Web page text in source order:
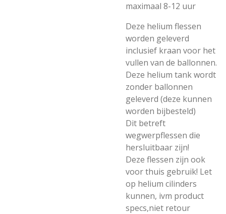
maximaal 8-12 uur
Deze helium flessen
worden geleverd
inclusief kraan voor het
vullen van de ballonnen.
Deze helium tank wordt
zonder ballonnen
geleverd (deze kunnen
worden bijbesteld)
Dit betreft
wegwerpflessen die
hersluitbaar zijn!
Deze flessen zijn ook
voor thuis gebruik! Let
op helium cilinders
kunnen, ivm product
specs,niet retour